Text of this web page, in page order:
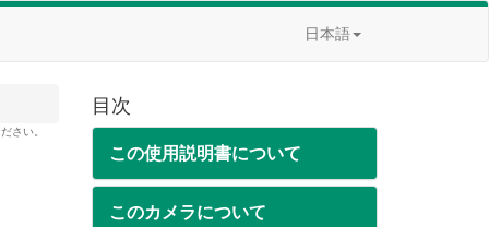
日本語
さい。
目次
この使用説明書について
このカメラについて